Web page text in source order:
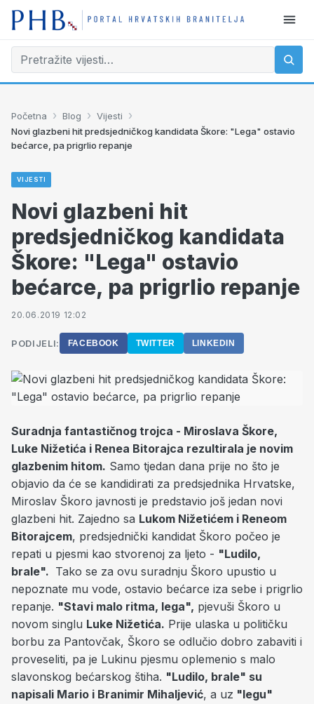
Početna › Blog › Vijesti ›
Novi glazbeni hit predsjedničkog kandidata Škore: "Lega" ostavio
bećarce, pa prigrlio repanje
VIJESTI
Novi glazbeni hit
predsjedničkog kandidata
Škore: "Lega" ostavio
bećarce, pa prigrlio repanje
20.06.2019 12:02
PODIJELI: FACEBOOK TWITTER LINKEDIN
Suradnja fantastičnog trojca - Miroslava Škore,
Luke Nižetića i Renea Bitorajca rezultirala je novim
glazbenim hitom. Samo tjedan dana prije no što je
objavio da će se kandidirati za predsjednika Hrvatske,
Miroslav Škoro javnosti je predstavio još jedan novi
glazbeni hit. Zajedno sa Lukom Nižetićem i Reneom
Bitorajcem, predsjednički kandidat Škoro počeo je
repati u pjesmi kao stvorenoj za ljeto - "Ludilo,
brale". Tako se za ovu suradnju Škoro upustio u
nepoznate mu vode, ostavio bećarce iza sebe i prigrlio
repanje. "Stavi malo ritma, lega", pjevuši Škoro u
novom singlu Luke Nižetića. Prije ulaska u političku
borbu za Pantovčak, Škoro se odlučio dobro zabaviti i
proveseliti, pa je Lukinu pjesmu oplemenio s malo
slavonskog bećarskog štiha. "Ludilo, brale" su
napisali Mario i Branimir Mihaljević, a uz "legu"